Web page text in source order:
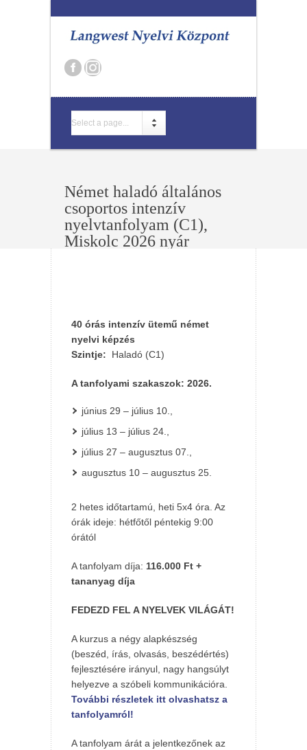
Select a page...
Német haladó általános
csoportos intenzív
nyelvtanfolyam (C1),
Miskolc 2026 nyár
40 órás intenzív ütemű német
nyelvi képzés
Szintje: Haladó (C1)
A tanfolyami szakaszok: 2026.
június 29 – július 10.,
július 13 – július 24.,
július 27 – augusztus 07.,
augusztus 10 – augusztus 25.
2 hetes időtartamú, heti 5x4 óra. Az
órák ideje: hétfőtől péntekig 9:00
órától
A tanfolyam díja: 116.000 Ft +
tananyag díja
FEDEZD FEL A NYELVEK VILÁGÁT!
A kurzus a négy alapkészség
(beszéd, írás, olvasás, beszédértés)
fejlesztésére irányul, nagy hangsúlyt
helyezve a szóbeli kommunikációra.
További részletek itt olvashatsz a
tanfolyamról!
A tanfolyam árát a jelentkezőnek az